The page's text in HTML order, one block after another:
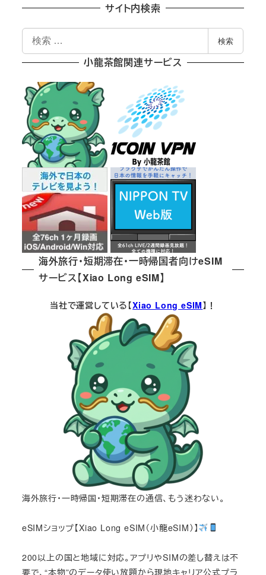
サイト内検索
索
検索
小龍茶館関連サービス
海外旅行・短期滞在・一時帰国者向けeSIM
サービス【Xiao Long eSIM】
当社で運営している【Xiao Long eSIM】！
海外旅行・一時帰国・短期滞在の通信、もう迷わない。
eSIMショップ【Xiao Long eSIM（小龍eSIM）】
200以上の国と地域に対応。アプリやSIMの差し替えは不
要で、“本物”のデータ使い放題から現地キャリア公式プラ